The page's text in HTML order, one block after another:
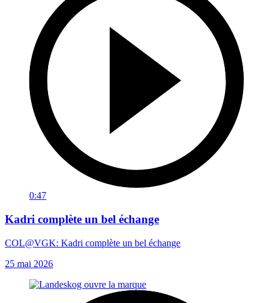
0:47
Kadri complète un bel échange
COL@VGK: Kadri complète un bel échange
25 mai 2026